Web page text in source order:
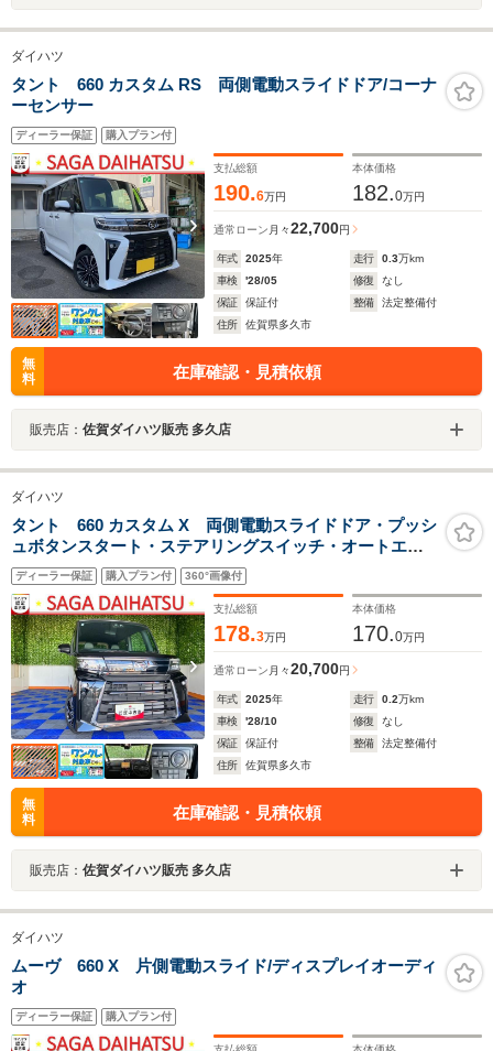
ダイハツ
タント 660 カスタム RS 両側電動スライドドア/コーナ
ーセンサー
ディーラー保証 購入プラン付
支払総額
190.6万円
本体価格
182.0万円
通常ローン 月々22,700円
年式 2025年 走行 0.3万km
車検
'28/05 修復
なし
保証
保証付 整備
法定整備付
住所
佐賀県多久市
無
料
在庫確認・見積依頼
販売店： 佐賀ダイハツ販売 多久店
ダイハツ
タント 660 カスタム X 両側電動スライドドア・プッシ
ュボタンスタート・ステアリングスイッチ・オートエア
コン・キーフリー・コーナーセンサー・ベンチシート・
シートヒーター・パワーウィンドウ
ディーラー保証 購入プラン付 360°画像付
支払総額
178.3万円
本体価格
170.0万円
通常ローン 月々20,700円
年式 2025年 走行 0.2万km
車検
'28/10 修復
なし
保証
保証付 整備
法定整備付
住所
佐賀県多久市
無
料
在庫確認・見積依頼
販売店： 佐賀ダイハツ販売 多久店
ダイハツ
ムーヴ 660 X 片側電動スライド/ディスプレイオーディ
オ
ディーラー保証 購入プラン付